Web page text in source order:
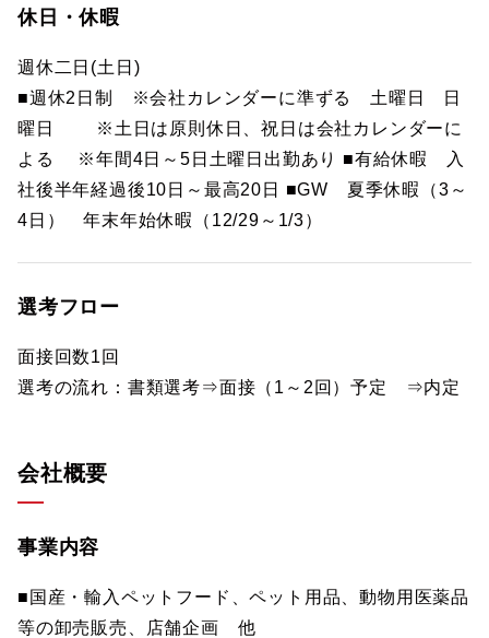
休日・休暇
週休二日(土日)
■週休2日制 ※会社カレンダーに準ずる 土曜日 日
曜日 ※土日は原則休日、祝日は会社カレンダーに
よる ※年間4日～5日土曜日出勤あり ■有給休暇 入
社後半年経過後10日～最高20日 ■GW 夏季休暇（3～
4日） 年末年始休暇（12/29～1/3）
選考フロー
面接回数1回
選考の流れ：書類選考⇒面接（1～2回）予定 ⇒内定
会社概要
事業内容
■国産・輸入ペットフード、ペット用品、動物用医薬品
等の卸売販売、店舗企画 他